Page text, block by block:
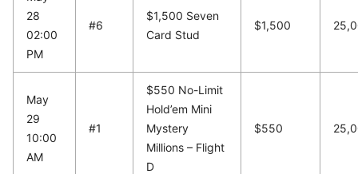
28
02:00
PM
#6
$1,500 Seven
Card Stud
$1,500
May
29
10:00
AM
#1
$550 No-Limit
Hold’em Mini
Mystery
Millions – Flight
D
$550